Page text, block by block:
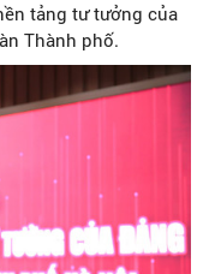
tảng tư tưởng của
Thành phố.